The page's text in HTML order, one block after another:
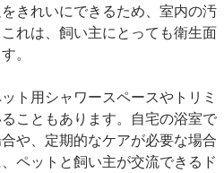
きれいにできるため、室内の汚
れは、飼い主にとっても衛生面
。
ト用シャワースペースやトリミ
こともあります。自宅の浴室で
や、定期的なケアが必要な場合
ペットと飼い主が交流できるド